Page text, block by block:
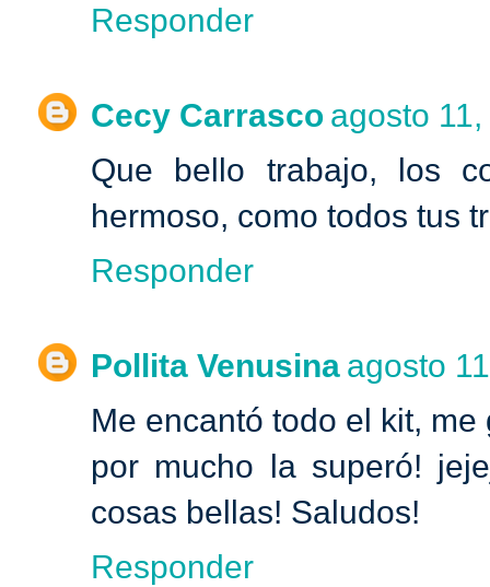
Responder
Cecy Carrasco agosto
Que bello trabajo, los
hermoso, como todos tus
Responder
Pollita Venusina agosto
Me encantó todo el kit,
por mucho la superó!
cosas bellas! Saludos!
Responder